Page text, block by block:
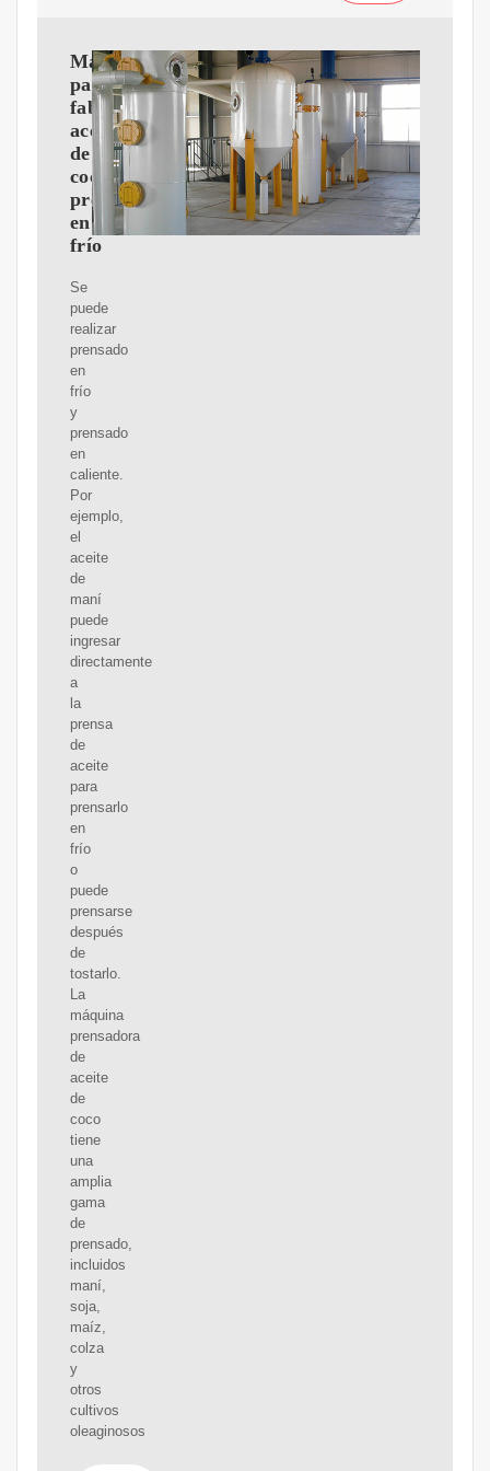
Máquina
para
fabricar
aceite
de
coco
prensado
en
frío
Se
puede
realizar
prensado
en
frío
y
prensado
en
caliente.
Por
ejemplo,
el
aceite
de
maní
puede
ingresar
directamente
a
la
prensa
de
aceite
para
prensarlo
en
frío
o
puede
prensarse
después
de
tostarlo.
La
máquina
prensadora
de
aceite
de
coco
tiene
una
amplia
gama
de
prensado,
incluidos
maní,
soja,
maíz,
colza
y
otros
cultivos
oleaginosos